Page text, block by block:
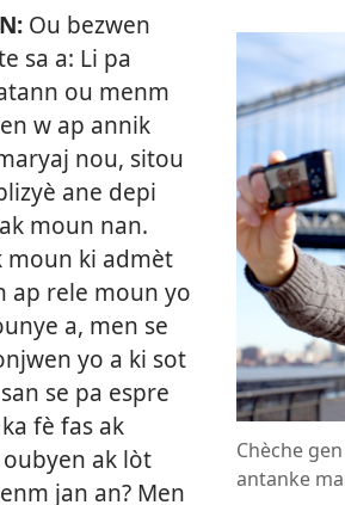
Chèche
antanke
Ou bezwen
sa a: Li pa
ou menm
w ap annik
nou, sitou
ane depi
moun nan.
moun ki admèt
ap rele moun yo
a, men se
yo a ki sot
se pa espre
fè fas ak
ak lòt
jan an? Men